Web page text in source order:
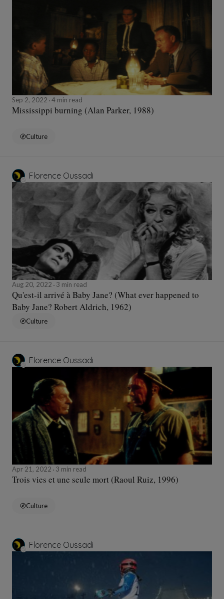
Sep 2, 2022 4 min read
Mississippi burning (Alan Parker, 1988)
Culture
Florence Oussadi
Aug 20, 2022 3 min read
Qu'est-il arrivé à Baby Jane? (What ever happened to
Baby Jane? Robert Aldrich, 1962)
Culture
Florence Oussadi
Apr 21, 2022 3 min read
Trois vies et une seule mort (Raoul Ruiz, 1996)
Culture
Florence Oussadi